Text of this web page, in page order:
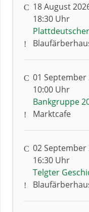
18 August
18:30 Uhr
01 September
10:00 Uhr
Bankgruppe
Marktcafe
02 September
16:30 Uhr
Telgter